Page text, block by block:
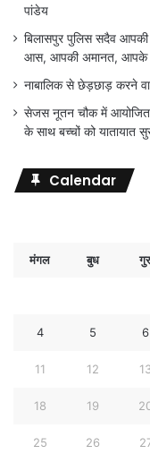
पांडेय
बिलासपुर पुलिस सदैव
आस, आपकी अमानत, आपके
नाबालिक से छेड़छाड़ करने
सेजस नूतन चौक में आयोजित
के साथ बच्चों को यातायात
Calendar
मंगल बुध
4 5 6
11 12
18 19
25 26